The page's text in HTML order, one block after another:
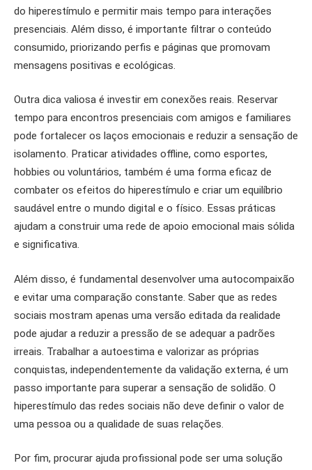
do hiperestímulo e permitir mais tempo para interações
presenciais. Além disso, é importante filtrar o conteúdo
consumido, priorizando perfis e páginas que promovam
mensagens positivas e ecológicas.
Outra dica valiosa é investir em conexões reais. Reservar
tempo para encontros presenciais com amigos e familiares
pode fortalecer os laços emocionais e reduzir a sensação de
isolamento. Praticar atividades offline, como esportes,
hobbies ou voluntários, também é uma forma eficaz de
combater os efeitos do hiperestímulo e criar um equilíbrio
saudável entre o mundo digital e o físico. Essas práticas
ajudam a construir uma rede de apoio emocional mais sólida
e significativa.
Além disso, é fundamental desenvolver uma autocompaixão
e evitar uma comparação constante. Saber que as redes
sociais mostram apenas uma versão editada da realidade
pode ajudar a reduzir a pressão de se adequar a padrões
irreais. Trabalhar a autoestima e valorizar as próprias
conquistas, independentemente da validação externa, é um
passo importante para superar a sensação de solidão. O
hiperestímulo das redes sociais não deve definir o valor de
uma pessoa ou a qualidade de suas relações.
Por fim, procurar ajuda profissional pode ser uma solução